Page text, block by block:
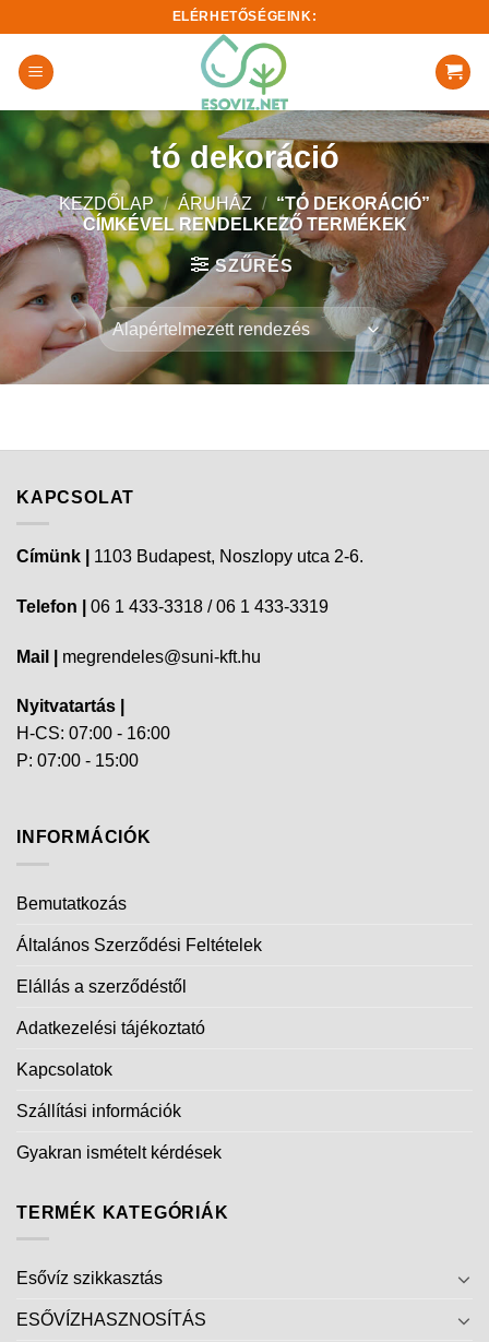
to
content
ELÉRHETŐSÉGEINK:
tó dekoráció
KEZDŐLAP / ÁRUHÁZ /
“TÓ DEKORÁCIÓ”
CÍMKÉVEL RENDELKEZŐ TERMÉKEK
SZŰRÉS
KAPCSOLAT
Címünk | 1103 Budapest, Noszlopy utca 2-6.
Telefon | 06 1 433-3318 / 06 1 433-3319
Mail | megrendeles@suni-kft.hu
Nyitvatartás |
H-CS: 07:00 - 16:00
P: 07:00 - 15:00
INFORMÁCIÓK
Bemutatkozás
Általános Szerződési Feltételek
Elállás a szerződéstől
Adatkezelési tájékoztató
Kapcsolatok
Szállítási információk
Gyakran ismételt kérdések
TERMÉK KATEGÓRIÁK
Esővíz szikkasztás
ESŐVÍZHASZNOSÍTÁS